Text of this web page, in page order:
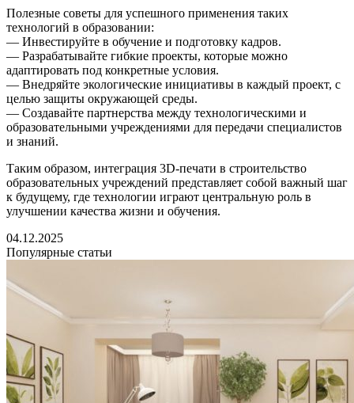
Полезные советы для успешного применения таких
технологий в образовании:
— Инвестируйте в обучение и подготовку кадров.
— Разрабатывайте гибкие проекты, которые можно
адаптировать под конкретные условия.
— Внедряйте экологические инициативы в каждый проект, с
целью защиты окружающей среды.
— Создавайте партнерства между технологическими и
образовательными учреждениями для передачи специалистов
и знаний.
Таким образом, интеграция 3D-печати в строительство
образовательных учреждений представляет собой важный шаг
к будущему, где технологии играют центральную роль в
улучшении качества жизни и обучения.
04.12.2025
Популярные статьи